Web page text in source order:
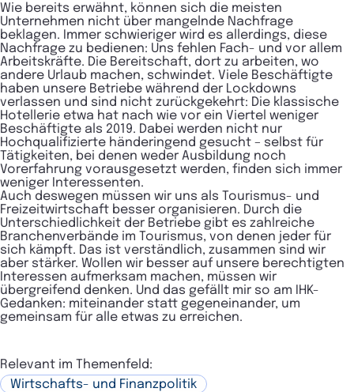
Wie bereits erwähnt, können sich die meisten
Unternehmen nicht über mangelnde Nachfrage
beklagen. Immer schwieriger wird es allerdings, diese
Nachfrage zu bedienen: Uns fehlen Fach- und vor allem
Arbeitskräfte. Die Bereitschaft, dort zu arbeiten, wo
andere Urlaub machen, schwindet. Viele Beschäftigte
haben unsere Betriebe während der Lockdowns
verlassen und sind nicht zurückgekehrt: Die klassische
Hotellerie etwa hat nach wie vor ein Viertel weniger
Beschäftigte als 2019. Dabei werden nicht nur
Hochqualifizierte händeringend gesucht – selbst für
Tätigkeiten, bei denen weder Ausbildung noch
Vorerfahrung vorausgesetzt werden, finden sich immer
weniger Interessenten.
Auch deswegen müssen wir uns als Tourismus- und
Freizeitwirtschaft besser organisieren. Durch die
Unterschiedlichkeit der Betriebe gibt es zahlreiche
Branchenverbände im Tourismus, von denen jeder für
sich kämpft. Das ist verständlich, zusammen sind wir
aber stärker. Wollen wir besser auf unsere berechtigten
Interessen aufmerksam machen, müssen wir
übergreifend denken. Und das gefällt mir so am IHK-
Gedanken: miteinander statt gegeneinander, um
gemeinsam für alle etwas zu erreichen.
Relevant im Themenfeld:
Wirtschafts- und Finanzpolitik